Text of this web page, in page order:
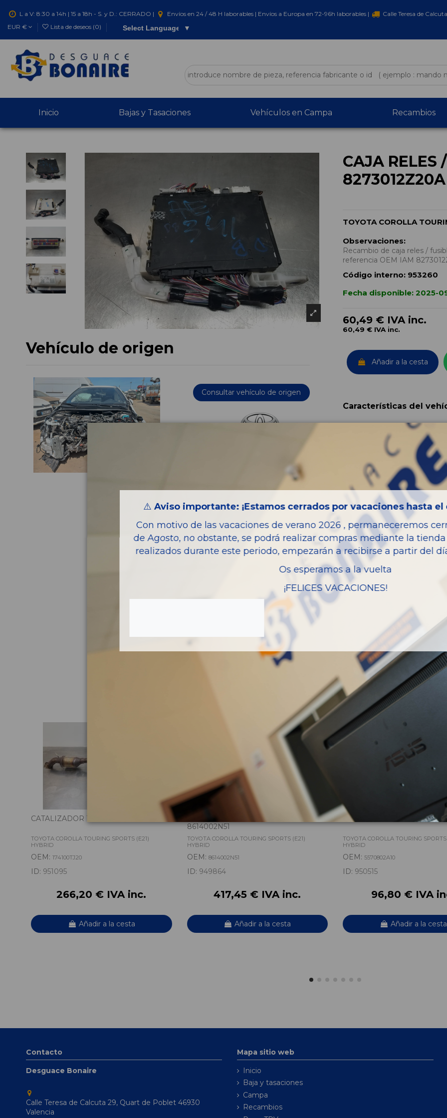
L a V: 8:30 a 14h | 15 a 18h - S. y D.: CERRADO | Envíos en 24 / 48 H laborables | Envíos a Europa en 72-96h laborables |
Calle Teresa de
EUR €
Lista de deseos (0) Select Language ▼
Inicio Bajas y Tasaciones Vehículos en Campa Recambios
Vehículo de origen
Consultar vehículo de origen
CAJA RELES
8273012Z20A
TOYOTA COROLLA
Observaciones:
Recambio de caja reles /
referencia OEM IAM
Código interno: 953260
Fecha disponible: 2025-
60,49 € IVA inc.
60,49 € IVA inc.
Añadir a la cesta
Características del
Año fabricación
Código motor
Bastidor
Combustible
Versión
Potencia
Modelo
Garantia
Piezas almacenadas del
CATALIZADOR 174100TJ20
TOYOTA COROLLA TOURING SPORTS (E21)
HYBRID
OEM: 174100TJ20
ID: 951095
266,20 € IVA inc.
Añadir a la cesta
PANTALLA MULTIFUNCION
8614002N51
TOYOTA COROLLA TOURING SPORTS (E21)
HYBRID
OEM: 8614002N51
ID: 949864
417,45 € IVA inc.
Añadir a la cesta
TORPEDO 5570802A10
TOYOTA COROLLA TOURING SPORTS
HYBRID
OEM: 5570802A10
ID: 950515
96,80 € IVA
Añadir a la cesta
Contacto
Desguace Bonaire
Calle Teresa de Calcuta 29, Quart de Poblet 46930
Valencia
Mapa sitio web
Inicio
Baja y tasaciones
Campa
Recambios
⚠️ Aviso importante: ¡Estamos cerrados por vacaciones hasta el
Con motivo de las vacaciones de verano 2026 , permaneceremos
de Agosto, no obstante, se podrá realizar compras mediante la
realizados durante este periodo, empezarán a recibirse a partir del
Os esperamos a la vuelta
¡FELICES VACACIONES!